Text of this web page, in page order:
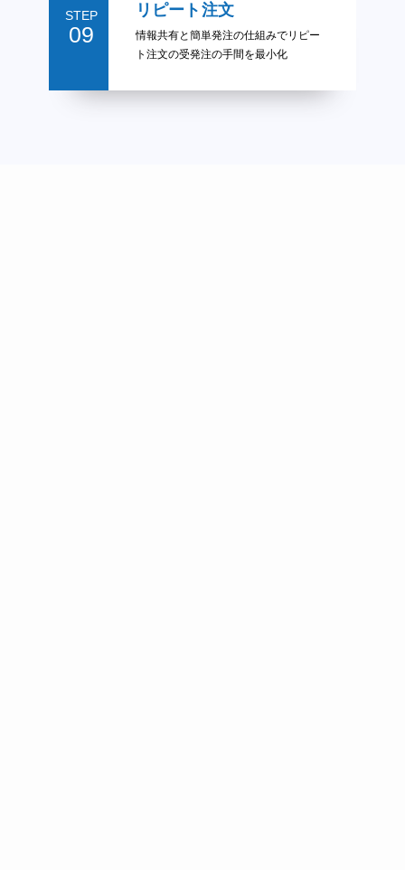
STEP
09
リピート注文
情報共有と簡単発注の仕組みでリピー
ト注文の受発注の手間を最小化